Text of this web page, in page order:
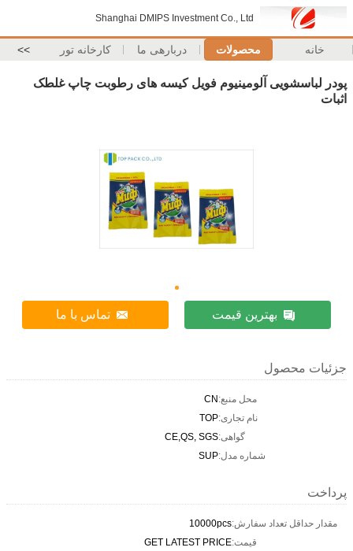
Shanghai DMIPS Investment Co., Ltd
خانه محصولات دربارهی ما کارخانه تور >>
پودر لباسشویی آلومینیوم فویل کیسه های رطوبت چاپ غلطک
اثبات
بهترین قیمت تماس با ما
جزئیات محصول
محل منبع:CN
نام تجاری:TOP
گواهی:CE,QS, SGS
شماره مدل:SUP
پرداخت
مقدار حداقل تعداد سفارش:10000pcs
قیمت:GET LATEST PRICE